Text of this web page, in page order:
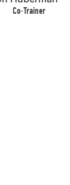
Co-Trainer